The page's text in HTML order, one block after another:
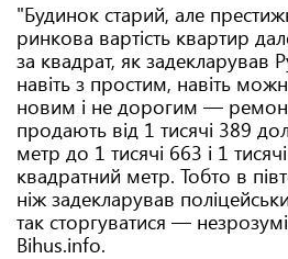
"Будинок старий, але
ринкова вартість квартир
за квадрат, як задекларував
навіть з простим, навіть
новим і не дорогим —
продають від 1 тисячі 389
метр до 1 тисячі 663 і 1
квадратний метр. Тобто в
ніж задекларував
так сторгуватися —
Bihus.info.